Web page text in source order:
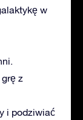
w
z
i podziwiać